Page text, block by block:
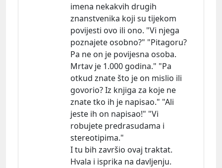
imena nekakvih drugih
znanstvenika koji su tijekom
povijesti ovo ili ono. "Vi njega
poznajete osobno?" "Pitagoru?
Pa ne on je povijesna osoba.
Mrtav je 1.000 godina." "Pa
otkud znate što je on mislio ili
govorio? Iz knjiga za koje ne
znate tko ih je napisao." "Ali
jeste ih on napisao!" "Vi
robujete predrasudama i
stereotipima."
I tu bih završio ovaj traktat.
Hvala i isprika na davljenju.